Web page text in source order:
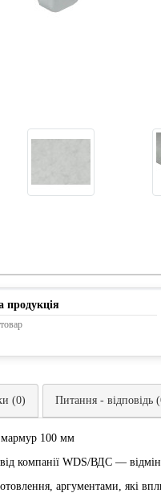
продукція
(0) Питання - відповідь
мармур 100 мм
від компанії WDS/ВДС —
аргументами, які